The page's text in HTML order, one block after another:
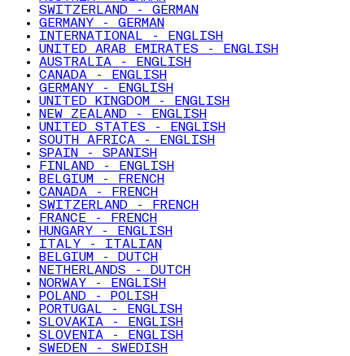
SWITZERLAND - GERMAN
GERMANY - GERMAN
INTERNATIONAL - ENGLISH
UNITED ARAB EMIRATES - ENGLISH
AUSTRALIA - ENGLISH
CANADA - ENGLISH
GERMANY - ENGLISH
UNITED KINGDOM - ENGLISH
NEW ZEALAND - ENGLISH
UNITED STATES - ENGLISH
SOUTH AFRICA - ENGLISH
SPAIN - SPANISH
FINLAND - ENGLISH
BELGIUM - FRENCH
CANADA - FRENCH
SWITZERLAND - FRENCH
FRANCE - FRENCH
HUNGARY - ENGLISH
ITALY - ITALIAN
BELGIUM - DUTCH
NETHERLANDS - DUTCH
NORWAY - ENGLISH
POLAND - POLISH
PORTUGAL - ENGLISH
SLOVAKIA - ENGLISH
SLOVENIA - ENGLISH
SWEDEN - SWEDISH